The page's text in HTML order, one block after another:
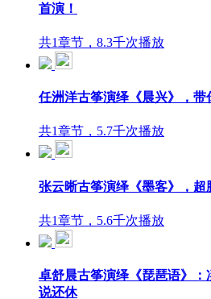
首演！
共1章节，8.3千次播放
任洲洋古筝演绎《晨兴》，
共1章节，5.7千次播放
张云晰古筝演绎《墨客》，超
共1章节，5.6千次播放
卓舒晨古筝演绎《琵琶语》
说还休